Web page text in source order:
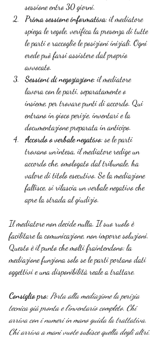
sessione entro 30 giorni.
Prima sessione informativa: il mediatore
spiega le regole, verifica la presenza di tutte
le parti e raccoglie le posizioni iniziali. Ogni
erede può farsi assistere dal proprio
avvocato.
Sessioni di negoziazione: il mediatore
lavora con le parti, separatamente o
insieme, per trovare punti di accordo. Qui
entrano in gioco perizie, inventari e la
documentazione preparata in anticipo.
Accordo o verbale negativo: se le parti
trovano un’intesa, il mediatore redige un
accordo che, omologato dal tribunale, ha
valore di titolo esecutivo. Se la mediazione
fallisce, si rilascia un verbale negativo che
apre la strada al giudizio.
Il mediatore non decide nulla. Il suo ruolo è
facilitare la comunicazione, non imporre soluzioni.
Questo è il punto che molti fraintendono: la
mediazione funziona solo se le parti portano dati
oggettivi e una disponibilità reale a trattare.
Consiglio pro: Porta alla mediazione la perizia
tecnica già pronta e l’inventario completo. Chi
arriva con i numeri in mano guida la trattativa.
Chi arriva a mani vuote subisce quella degli altri.